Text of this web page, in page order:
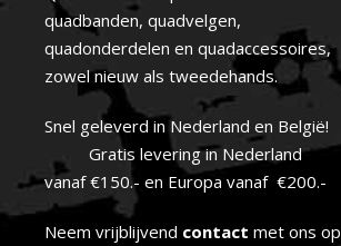
quadbanden, quadvelgen,
quadonderdelen en quadaccessoires,
zowel nieuw als tweedehands.
Snel geleverd in Nederland en België!
Gratis levering in Nederland
vanaf €150.- en Europa vanaf €200.-
Neem vrijblijvend contact met ons op